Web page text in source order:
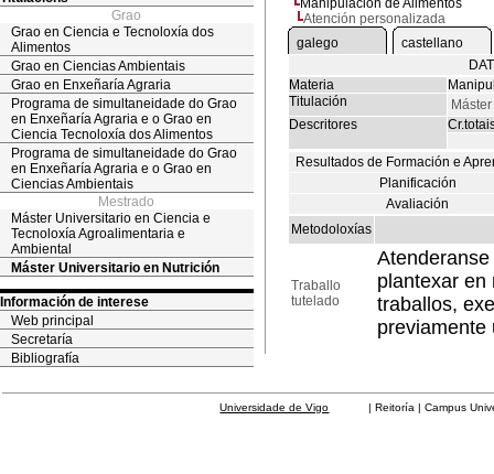
Grao
Grao en Ciencia e Tecnoloxía dos
Alimentos
Grao en Ciencias Ambientais
Grao en Enxeñaría Agraria
Programa de simultaneidade do Grao
en Enxeñaría Agraria e o Grao en
Ciencia Tecnoloxía dos Alimentos
Programa de simultaneidade do Grao
en Enxeñaría Agraria e o Grao en
Ciencias Ambientais
Mestrado
Máster Universitario en Ciencia e
Tecnoloxía Agroalimentaria e
Ambiental
Máster Universitario en Nutrición
Información de interese
Web principal
Secretaría
Bibliografía
Manipulación de Alimentos
Atención personalizada
galego
castellano
Materia
Titulación
Descritores
Resultados de Formación e
Planificación
Avaliación
Metodoloxías
Traballo
tutelado
plantexar en
traballos,
previamente
Universidade de Vigo | Reitoría | Campus